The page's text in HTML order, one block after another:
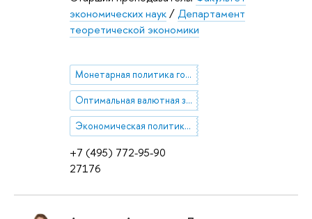
+7 (495) 772-95-90
27176
экономических наук/Департамент
теоретической экономики
Монетарная политика государства
Оптимальная валютная зона
Экономическая политика в условиях монетарного союза